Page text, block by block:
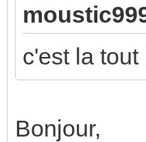
c'est la
Bonjour,